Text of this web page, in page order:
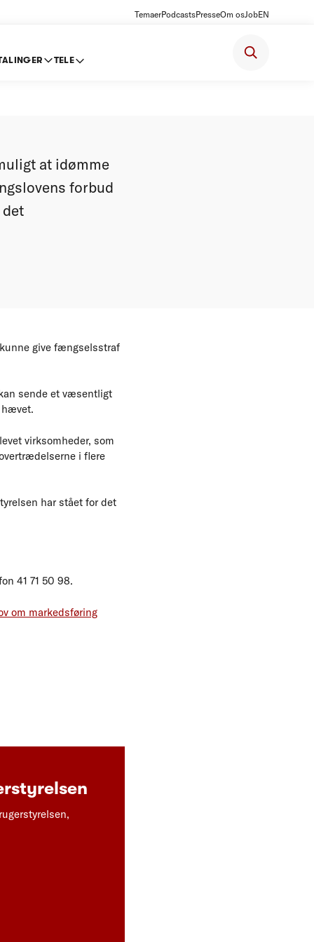
TemaerPodcastsPresseOm osJobEN
TELE
at idømme
forbud
give fængselsstraf
sende et væsentligt
hævet.
virksomheder, som
i flere
har stået for det
41 71 50 98.
om markedsføring